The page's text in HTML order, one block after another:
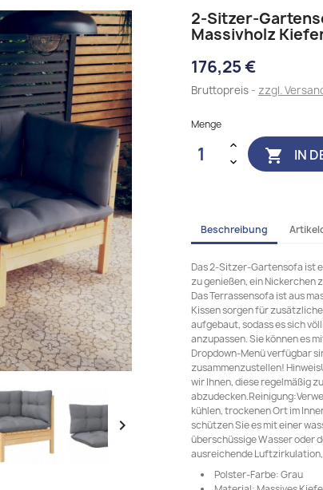

2-Sitzer-
Massivholz
176,25 €
Bruttopreis zzgl.
Menge
 IN
Beschreibung
Das 2-Sitzer-Gartensofa ist
zu genießen, ein Nickerchen
Das Terrassensofa ist aus
Kissen sorgen für
aufgebaut, sodass es sich
anzupassen. Sie können es
Dropdown-Menü verfügbar
zusammenzustellen!
wir Ihnen, diese regelmäßig
kühlen, trockenen Ort im
schützen Sie es mit einer
überschüssige Wasser oder
ausreichende
Polster-Farbe: Grau